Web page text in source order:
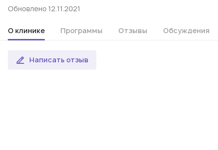
Обновлено 12.11.2021
О клинике Программы Отзывы Обсуждения
Написать отзыв